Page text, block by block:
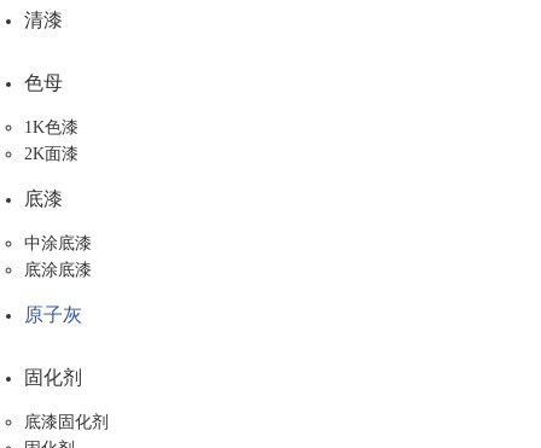
清漆
色母
1K色漆
2K面漆
底漆
中涂底漆
底涂底漆
原子灰
固化剂
底漆固化剂